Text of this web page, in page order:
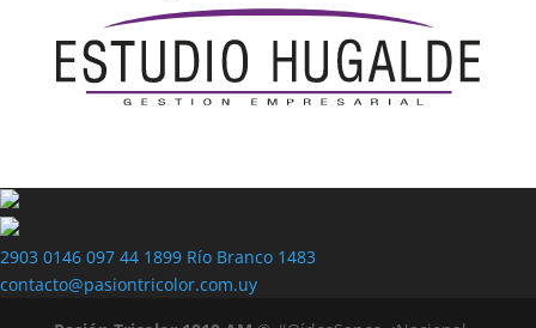
2903 0146 097 44 1899 Río Branco 1483
contacto@pasiontricolor.com.uy